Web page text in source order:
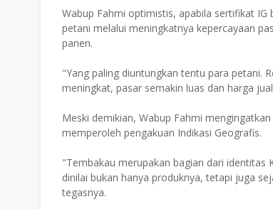
Wabup Fahmi optimistis, apabila sertifikat
petani melalui meningkatnya kepercayaan
panen.
"Yang paling diuntungkan tentu para petani.
meningkat, pasar semakin luas dan harga
Meski demikian, Wabup Fahmi
memperoleh pengakuan Indikasi Geografis.
"Tembakau merupakan bagian dari identitas
dinilai bukan hanya produknya, tetapi juga
tegasnya.